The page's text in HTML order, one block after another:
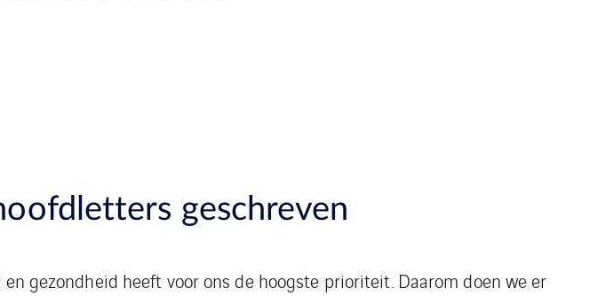
geschreven
gezondheid heeft voor ons de hoogste prioriteit. Daarom doen we er